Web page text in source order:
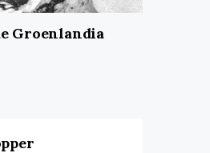
Groenlandia